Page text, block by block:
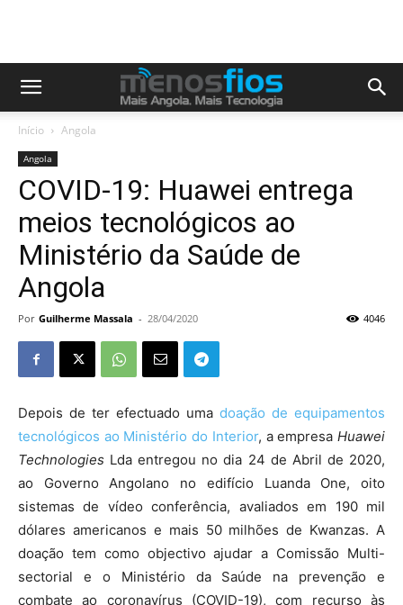
Início Angola
Angola
COVID-19: Huawei entrega
meios tecnológicos ao
Ministério da Saúde de
Angola
Por Guilherme Massala - 28/04/2020 4046
Depois de ter efectuado uma doação de equipamentos
tecnológicos ao Ministério do Interior, a empresaHuawei
Technologies Lda entregou no dia 24 de Abril de 2020,
ao Governo Angolano no edifício Luanda One, oito
sistemas de vídeo conferência, avaliados em 190 mil
dólares americanos e mais 50 milhões de Kwanzas. A
doação tem como objectivo ajudar a Comissão Multi-
sectorial e o Ministério da Saúde na prevenção e
combate ao coronavírus (COVID-19), com recurso às